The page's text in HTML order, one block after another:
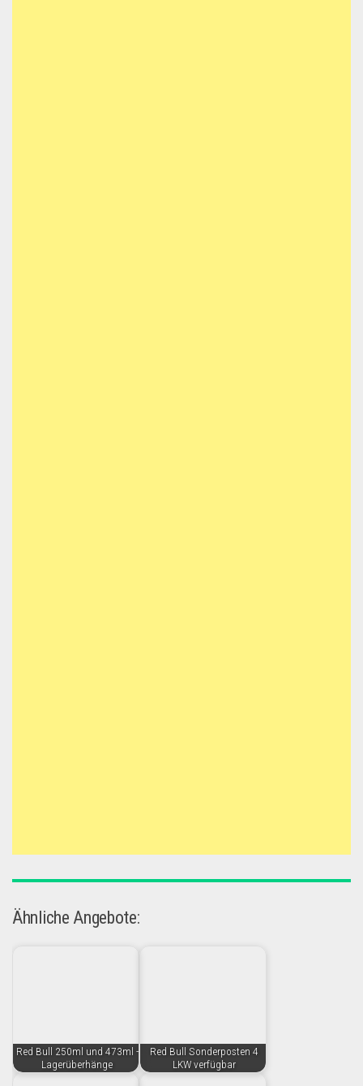
Ähnliche Angebote:
Red Bull 250ml und 473ml -
Lagerüberhänge
Red Bull Sonderposten 4
LKW verfügbar